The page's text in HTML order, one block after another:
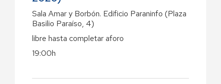
Sala Amar y Borbón. Edificio Paraninfo (Plaza
Basilio Paraíso, 4)
libre hasta completar aforo
19:00h